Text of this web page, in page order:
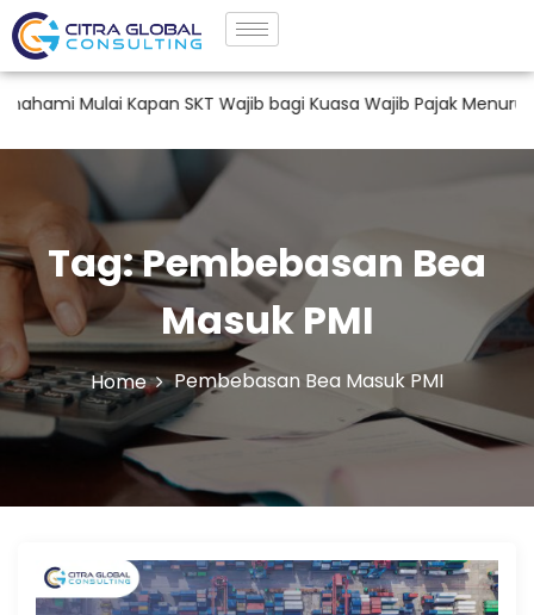
Mulai Kapan SKT Wajib bagi Kuasa Wajib Pajak Menurut
Tag:Pembebasan Bea
Masuk PMI
Home Pembebasan Bea Masuk PMI